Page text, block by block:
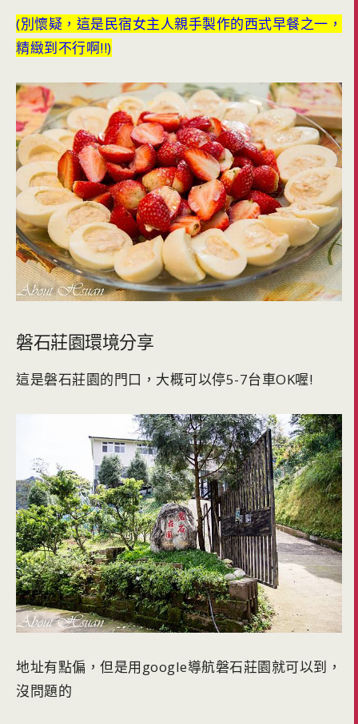
(別懷疑，這是民宿女主人親手製作的西式早餐之一，
精緻到不行啊!!)
磐石莊園環境分享
這是磐石莊園的門口，大概可以停5-7台車OK喔!
地址有點偏，但是用google導航磐石莊園就可以到，
沒問題的